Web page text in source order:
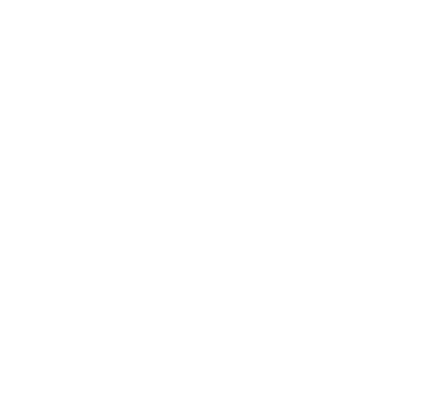
avec les réglementations. Personnalisez vos préférences